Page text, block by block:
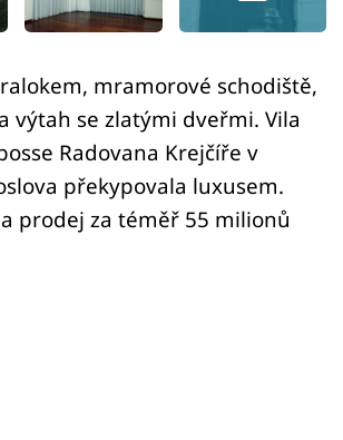
mramorové schodiště,
výtah se zlatými dveřmi. Vila
Radovana Krejčíře v
překypovala luxusem.
prodej za téměř 55 milionů